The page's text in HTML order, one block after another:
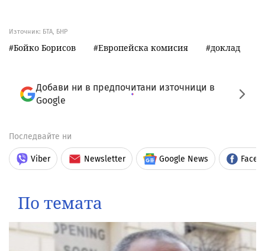
Източник: БТА, БНР
Бойко Борисов Европейска комисия доклад
Добави ни в предпочитани източници в
Google
Последвайте ни
Viber Newsletter Google News
По темата